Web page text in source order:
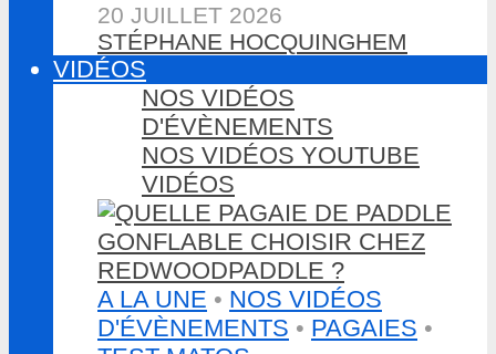
20 JUILLET 2026
STÉPHANE HOCQUINGHEM
VIDÉOS
NOS VIDÉOS
D'ÉVÈNEMENTS
NOS VIDÉOS YOUTUBE
VIDÉOS
A LA UNE • NOS VIDÉOS
D'ÉVÈNEMENTS • PAGAIES •